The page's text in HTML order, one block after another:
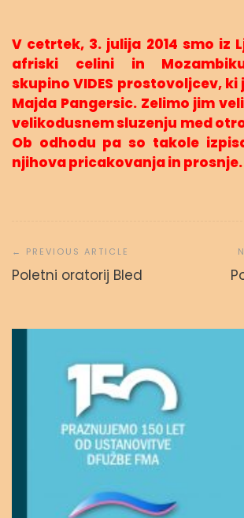
V cetrtek, 3. julija 2014 smo iz
afriski celini in
skupino VIDES prostovoljcev, ki
Majda Pangersic. Zelimo jim
velikodusnem sluzenju med
Ob odhodu pa so takole
njihova pricakovanja in prosnje.
prispevka
Poletni oratorij Bled